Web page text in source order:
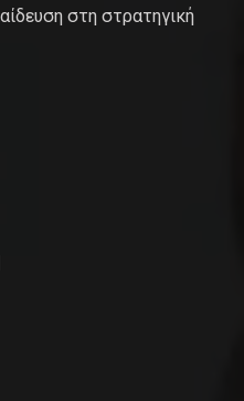
στη στρατηγική